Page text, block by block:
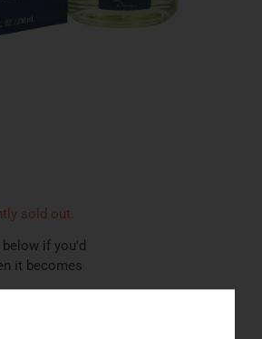
sold out.
if you'd
it becomes